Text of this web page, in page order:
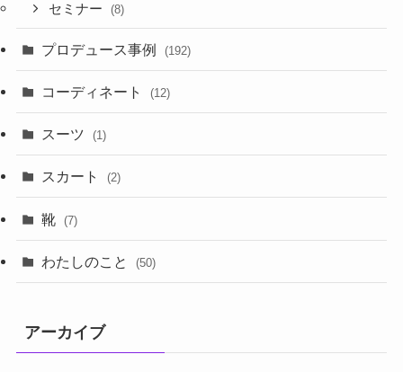
セミナー (8)
プロデュース事例 (192)
コーディネート (12)
スーツ (1)
スカート (2)
靴 (7)
わたしのこと (50)
アーカイブ